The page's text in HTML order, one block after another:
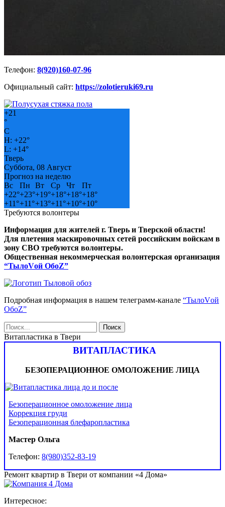
Телефон: 8(920)160-07-96
Официальный сайт: https://zolotieruki69.ru
+21
°
C
H: +22°
L: +14°
Тверь
Суббота, 08 Август
Прогноз на неделю
Вс
Пн Вт Ср Чт
Пт
+22°+23°+19°+18°+18°+18°
+11°+11°+13°+11°+10°+10°
Требуются волонтеры
Информация для жителей г. Тверь и Тверской области!
Для плетения маскировочных сетей российским войскам в
зону СВО требуются волонтеры.
Общественная некоммерческая волонтерская организация
“ТылоVой ОбоZ”
Подробная информация в нашем телеграмм-канале “ТылоVой
ОбоZ”
Витапластика в Твери
ВИТАПЛАСТИКА
БЕЗОПЕРАЦИОННОЕ ОМОЛОЖЕНИЕ ЛИЦА
Безоперационное омоложение лица
Коррекция груди
Безоперационная блефаропластика
Мастер Ольга
Телефон: 8(980)352-83-19
Ремонт квартир в Твери от компании «4 Дома»
Интересное: